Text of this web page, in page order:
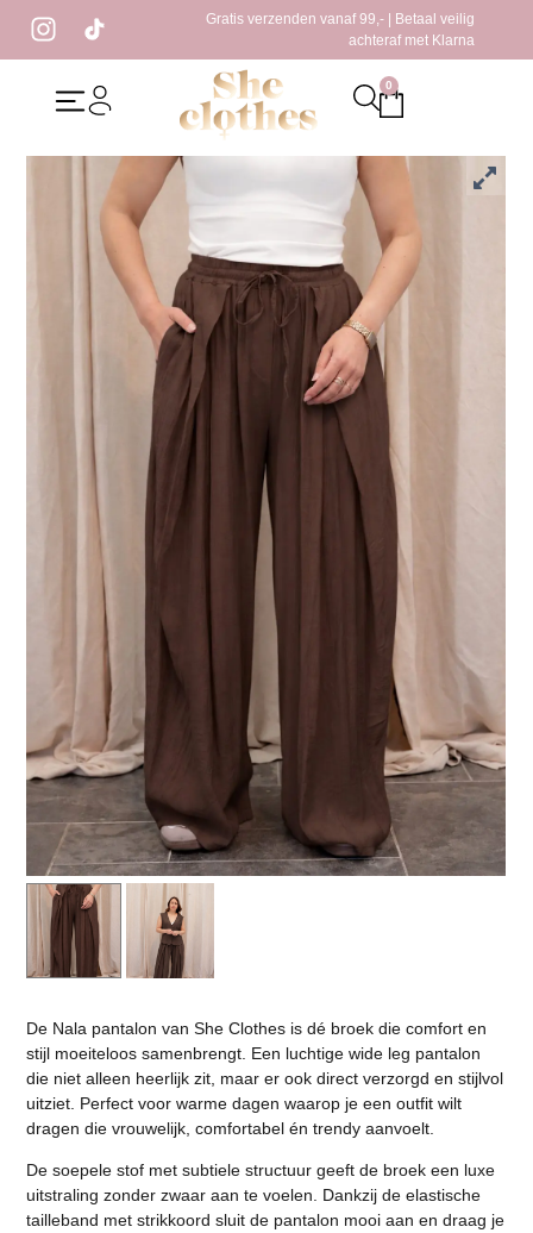
Gratis verzenden vanaf 99,- | Betaal veilig
achteraf met Klarna
0
Home/Kleding / Nala Pantalon Bruin
Nala Pantalon Bruin
De Nala pantalon van She Clothes is dé broek die comfort en
stijl moeiteloos samenbrengt. Een luchtige wide leg pantalon
die niet alleen heerlijk zit, maar er ook direct verzorgd en stijlvol
uitziet. Perfect voor warme dagen waarop je een outfit wilt
dragen die vrouwelijk, comfortabel én trendy aanvoelt.
De soepele stof met subtiele structuur geeft de broek een luxe
uitstraling zonder zwaar aan te voelen. Dankzij de elastische
tailleband met strikkoord sluit de pantalon mooi aan en draag je